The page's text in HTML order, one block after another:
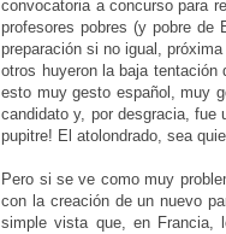
convocatoria a concurso para
profesores pobres (y pobre de
preparación si no igual,
otros huyeron la baja
esto muy gesto español, muy
candidato y, por desgracia, fue
pupitre! El atolondrado, sea
Pero si se ve como muy
con la creación de un nuevo
simple vista que, en Francia,